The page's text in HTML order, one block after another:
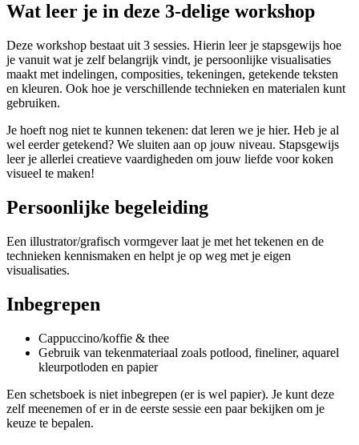
Wat leer je in deze 3-delige workshop
Deze workshop bestaat uit 3 sessies. Hierin leer je stapsgewijs hoe
je vanuit wat je zelf belangrijk vindt, je persoonlijke visualisaties
maakt met indelingen, composities, tekeningen, getekende teksten
en kleuren. Ook hoe je verschillende technieken en materialen kunt
gebruiken.
Je hoeft nog niet te kunnen tekenen: dat leren we je hier. Heb je al
wel eerder getekend? We sluiten aan op jouw niveau. Stapsgewijs
leer je allerlei creatieve vaardigheden om jouw liefde voor koken
visueel te maken!
Persoonlijke begeleiding
Een illustrator/grafisch vormgever laat je met het tekenen en de
technieken kennismaken en helpt je op weg met je eigen
visualisaties.
Inbegrepen
Cappuccino/koffie & thee
Gebruik van tekenmateriaal zoals potlood, fineliner, aquarel
kleurpotloden en papier
Een schetsboek is niet inbegrepen (er is wel papier). Je kunt deze
zelf meenemen of er in de eerste sessie een paar bekijken om je
keuze te bepalen.